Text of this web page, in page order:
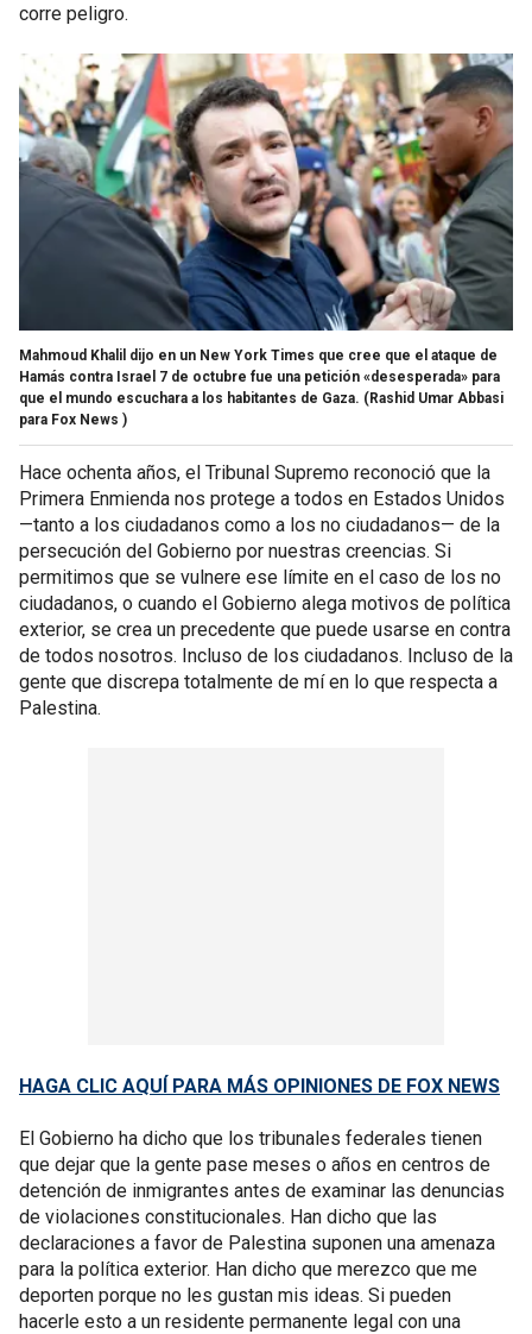
corre peligro.
Mahmoud Khalil dijo en un New York Times que cree que el ataque de
Hamás contra Israel 7 de octubre fue una petición «desesperada» para
que el mundo escuchara a los habitantes de Gaza. (Rashid Umar Abbasi
para Fox News )
Hace ochenta años, el Tribunal Supremo reconoció que la
Primera Enmienda nos protege a todos en Estados Unidos
—tanto a los ciudadanos como a los no ciudadanos— de la
persecución del Gobierno por nuestras creencias. Si
permitimos que se vulnere ese límite en el caso de los no
ciudadanos, o cuando el Gobierno alega motivos de política
exterior, se crea un precedente que puede usarse en contra
de todos nosotros. Incluso de los ciudadanos. Incluso de la
gente que discrepa totalmente de mí en lo que respecta a
Palestina.
HAGA CLIC AQUÍ PARA MÁS OPINIONES DE FOX NEWS
El Gobierno ha dicho que los tribunales federales tienen
que dejar que la gente pase meses o años en centros de
detención de inmigrantes antes de examinar las denuncias
de violaciones constitucionales. Han dicho que las
declaraciones a favor de Palestina suponen una amenaza
para la política exterior. Han dicho que merezco que me
deporten porque no les gustan mis ideas. Si pueden
hacerle esto a un residente permanente legal con una